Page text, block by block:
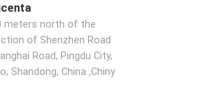
meters north of the
of Shenzhen Road
Road, Pingdu City,
Shandong, China ,Chiny